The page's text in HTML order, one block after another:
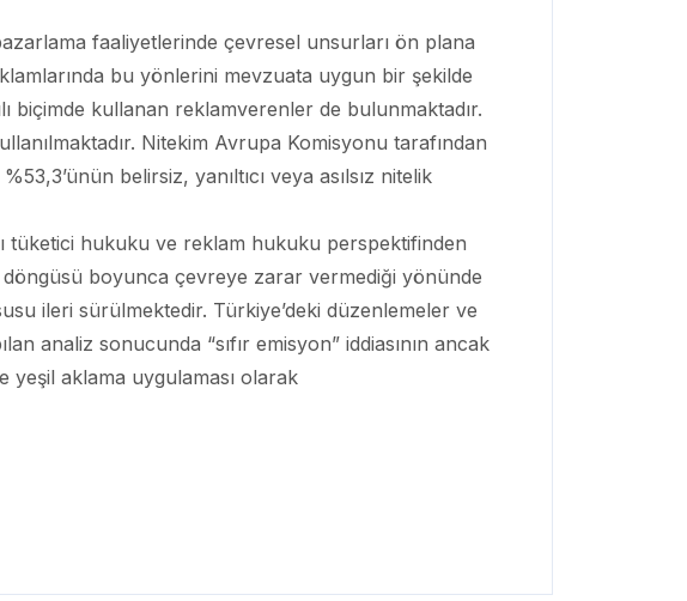
faaliyetlerinde çevresel unsurları ön plana
bu yönlerini mevzuata uygun bir şekilde
biçimde kullanan reklamverenler de bulunmaktadır.
Nitekim Avrupa Komisyonu tarafından
belirsiz, yanıltıcı veya asılsız nitelik
tüketici hukuku ve reklam hukuku perspektifinden
boyunca çevreye zarar vermediği yönünde
ileri sürülmektedir. Türkiye’deki düzenlemeler ve
analiz sonucunda “sıfır emisyon” iddiasının ancak
yeşil aklama uygulaması olarak